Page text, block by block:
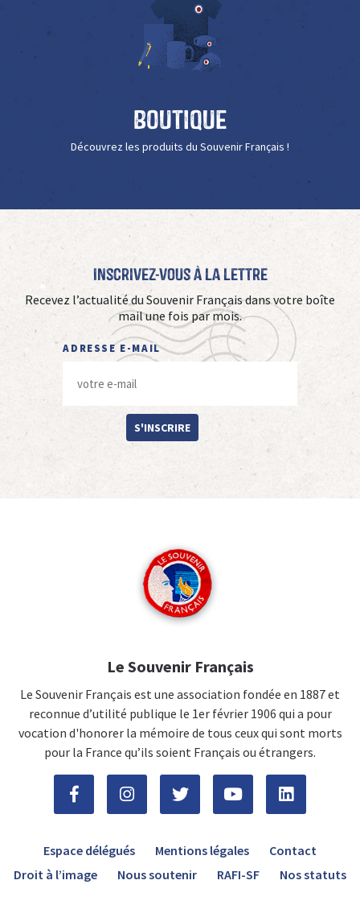
Boutique
Découvrez les produits du Souvenir Français !
Inscrivez-vous à La Lettre
Recevez l’actualité du Souvenir Français dans votre boîte
mail une fois par mois.
ADRESSE E-MAIL
S'INSCRIRE
Le Souvenir Français
Le Souvenir Français est une association fondée en 1887 et
reconnue d’utilité publique le 1er février 1906 qui a pour
vocation d'honorer la mémoire de tous ceux qui sont morts
pour la France qu’ils soient Français ou étrangers.
Espace délégués Mentions légales
Contact
Droit à l’image
Nous soutenir RAFI-SF Nos statuts